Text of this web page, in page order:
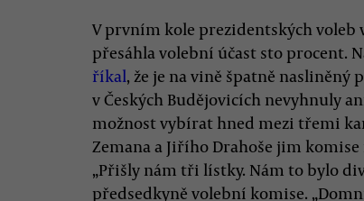
V prvním kole prezidentských voleb
přesáhla volební účast sto procent.
říkal, že je na vině špatně
v Českých Budějovicích nevyhnuly
možnost vybírat hned mezi třemi
Zemana a Jiřího Drahoše jim
„Přišly nám tři lístky. Nám to bylo
předsedkyně volební komise.